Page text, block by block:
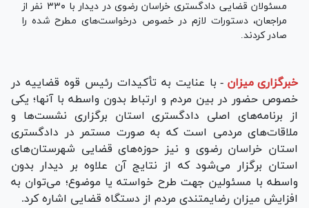
مسئولان قضایی دادگستری خراسان رضوی در دیدار با ۳۳۰ نفر از
مراجعان، دستورات لازم در خصوص درخواست‌های مطرح شده را
صادر کردند.
خبرگزاری میزان - با عنایت به تأکیدات رئیس قوه قضاییه در
خصوص حضور در بین مردم و ارتباط بدون واسطه با آنها؛ یکی
از برنامه‌های اصلی دادگستری استان برگزاری نشست‌ها و
ملاقات‌های مردمی است که به صورت مستمر در دادگستری
استان خراسان رضوی و نیز حوزه‌های قضایی شهرستان‌های
استان برگزار می‌شود که از نتایج آن علاوه بر دیدار بدون
واسطه با مسئولین جهت طرح خواسته یا موضوع؛ می‌توان به
افزایش میزان رضایمتندی مردم از دستگاه قضایی اشاره کرد.